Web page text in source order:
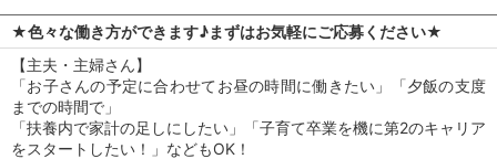
★色々な働き方ができます♪まずはお気軽にご応募ください★
【主夫・主婦さん】
「お子さんの予定に合わせてお昼の時間に働きたい」「夕飯の支度
までの時間で」
「扶養内で家計の足しにしたい」「子育て卒業を機に第2のキャリア
をスタートしたい！」などもOK！